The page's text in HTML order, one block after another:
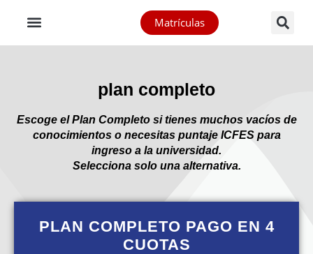
Matrículas
plan completo
Escoge el Plan Completo si tienes muchos vacíos de
conocimientos o necesitas puntaje ICFES para
ingreso a la universidad.
Selecciona solo una alternativa.
PLAN COMPLETO PAGO EN 4
CUOTAS